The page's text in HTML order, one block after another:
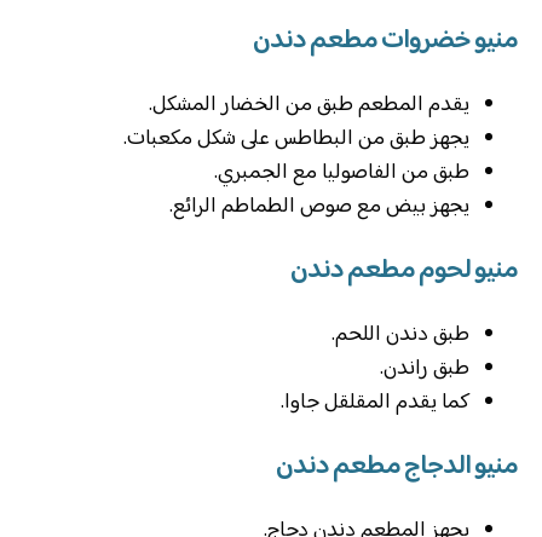
منيو خضروات مطعم دندن
يقدم المطعم طبق من الخضار المشكل.
يجهز طبق من البطاطس على شكل مكعبات.
طبق من الفاصوليا مع الجمبري.
يجهز بيض مع صوص الطماطم الرائع.
منيو لحوم مطعم دندن
طبق دندن اللحم.
طبق راندن.
كما يقدم المقلقل جاوا.
منيو الدجاج مطعم دندن